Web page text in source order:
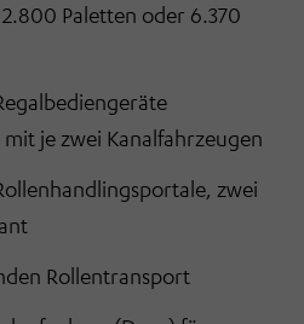
Paletten oder 6.370
je zwei Kanalfahrzeugen
zwei
Rollentransport